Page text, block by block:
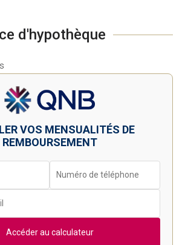
d'hypothèque
VOS MENSUALITÉS DE
REMBOURSEMENT
Accéder au calculateur